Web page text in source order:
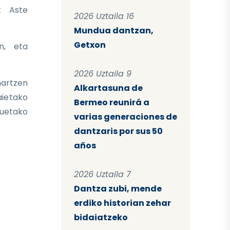
Aste
eta
2026 Uztaila 16
Mundua dantzan,
Getxon
2026 Uztaila 9
Alkartasuna de
Bermeo reunirá a
varias generaciones de
dantzaris por sus 50
años
2026 Uztaila 7
Dantza zubi, mende
erdiko historian zehar
bidaiatzeko